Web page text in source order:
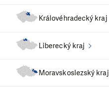
Královéhradecký kraj
Liberecký kraj
Moravskoslezský kraj